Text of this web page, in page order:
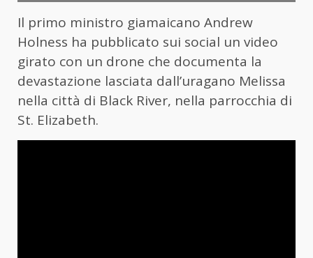
Il primo ministro giamaicano Andrew
Holness ha pubblicato sui social un video
girato con un drone che documenta la
devastazione lasciata dall’uragano Melissa
nella città di Black River, nella parrocchia di
St. Elizabeth.